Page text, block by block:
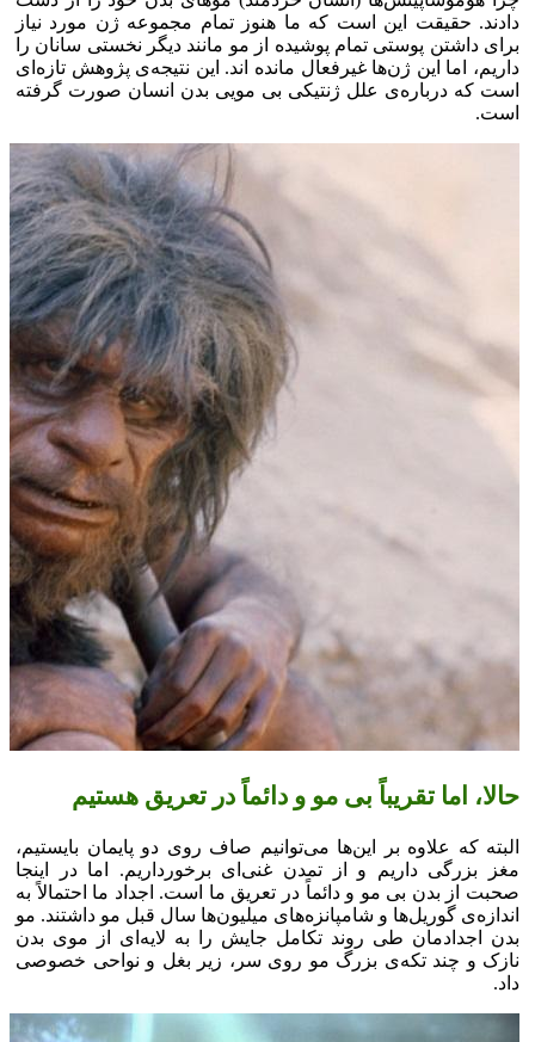
دادند. حقیقت این است که ما هنوز تمام مجموعه ژن مورد نیاز
برای داشتن پوستی تمام پوشیده از مو مانند دیگر نخستی سانان را
داریم، اما این ژن‌ها غیرفعال مانده اند. این نتیجه‌ی پژوهش تازه‌ای
است که درباره‌ی علل ژنتیکی بی مویی بدن انسان صورت گرفته
است.
حالا، اما تقریباً بی مو و دائماً در تعریق هستیم
البته که علاوه بر این‌ها می‌توانیم صاف روی دو پایمان بایستیم،
مغز بزرگی داریم و از تمدن غنی‌ای برخورداریم. اما در اینجا
صحبت از بدن بی مو و دائماً در تعریق ما است. اجداد ما احتمالاً به
اندازه‌ی گوریل‌ها و شامپانزه‌های میلیون‌ها سال قبل مو داشتند. مو
بدن اجدادمان طی روند تکامل جایش را به لایه‌ای از موی بدن
نازک و چند تکه‌ی بزرگ مو روی سر، زیر بغل و نواحی خصوصی
داد.